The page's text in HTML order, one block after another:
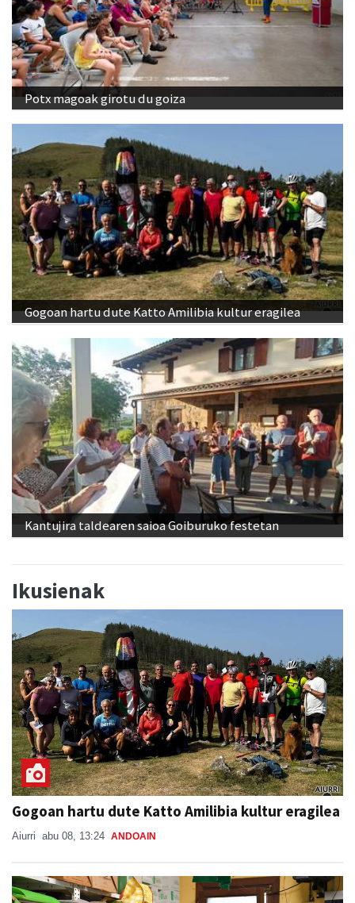
Potx magoak girotu du goiza
Gogoan hartu dute Katto Amilibia kultur eragilea
Kantujira taldearen saioa Goiburuko festetan
Ikusienak
Gogoan hartu dute Katto Amilibia kultur eragilea
Aiurri abu 08, 13:24 ANDOAIN